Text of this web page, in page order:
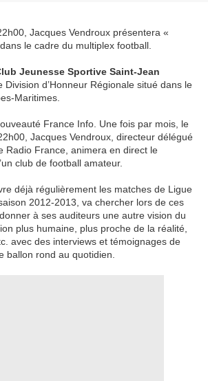
Jacques Vendroux présentera «
le cadre du multiplex football.
Jeunesse Sportive Saint-Jean
Division d’Honneur Régionale situé dans le
Maritimes.
France Info. Une fois par mois, le
Jacques Vendroux, directeur délégué
Radio France, animera en direct le
club de football amateur.
déjà régulièrement les matches de Ligue
2012-2013, va chercher lors de ces
à ses auditeurs une autre vision du
plus humaine, plus proche de la réalité,
avec des interviews et témoignages de
ballon rond au quotidien.